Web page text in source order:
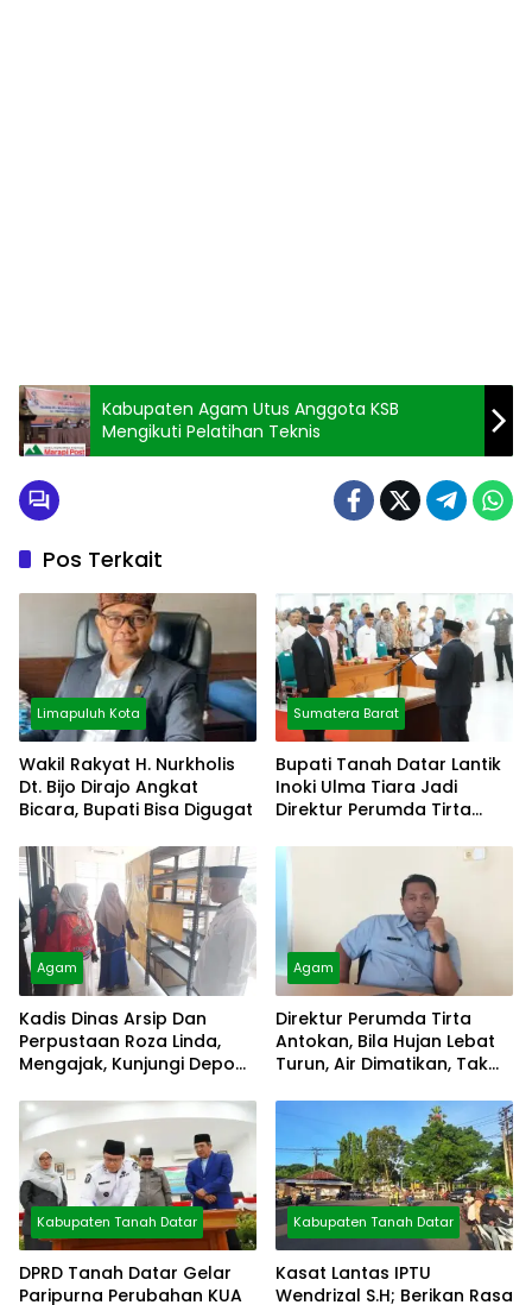
Kabupaten Agam Utus Anggota KSB
Mengikuti Pelatihan Teknis
Pos Terkait
Limapuluh Kota
Wakil Rakyat H. Nurkholis
Dt. Bijo Dirajo Angkat
Bicara, Bupati Bisa Digugat
Sumatera Barat
Bupati Tanah Datar Lantik
Inoki Ulma Tiara Jadi
Direktur Perumda Tirta
Agam
Kadis Dinas Arsip Dan
Perpustaan Roza Linda,
Mengajak, Kunjungi Depo
Agam
Direktur Perumda Tirta
Antokan, Bila Hujan Lebat
Turun, Air Dimatikan, Tak
Kabupaten Tanah Datar
DPRD Tanah Datar Gelar
Paripurna Perubahan KUA
Kabupaten Tanah Datar
Kasat Lantas IPTU
Wendrizal S.H; Berikan Rasa